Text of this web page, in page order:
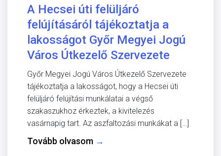
A Hecsei úti felüljáró
felújításáról tájékoztatja a
lakosságot Győr Megyei Jogú
Város Útkezelő Szervezete
Győr Megyei Jogú Város Útkezelő Szervezete
tájékoztatja a lakosságot, hogy a Hecsei úti
felüljáró felújítási munkálatai a végső
szakaszukhoz érkeztek, a kivitelezés
vasárnapig tart. Az aszfaltozási munkákat a […]
Tovább olvasom →